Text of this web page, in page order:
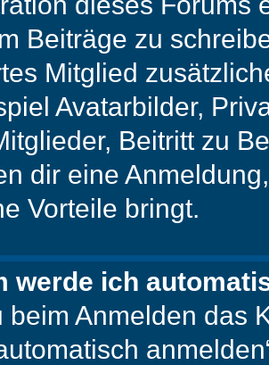
Beiträge zu
Mitglied
Avatarbilder,
Beitritt zu
dir eine
Vorteile bringt.
werde ich
beim Anmelden das